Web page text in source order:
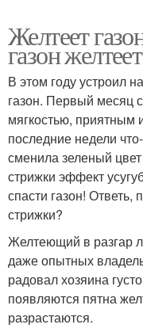
Желтеет
газон
В этом году устроил
газон. Первый месяц
мягкостью, приятным
последние недели
сменила зеленый
стрижки эффект
спасти газон! Ответь,
стрижки?
Желтеющий в разгар
даже опытных
радовал хозяина
появляются пятна
разрастаются.